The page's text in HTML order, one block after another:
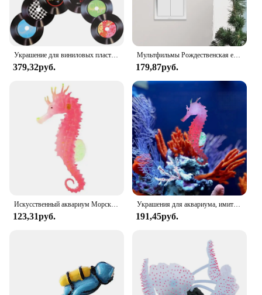
Украшение для виниловых пластинок, винтажные настенные Декорации для магазина, диско, поддельные украшения для музыки
379,32руб.
Мультфильмы Рождественская елка Снеговик Переключатель наклейка комната декоративные обои праздничный дом самодельный новогодний обои
179,87руб.
123,31руб.
Украшения для аквариума, имитация светящегося в темноте, силиконовый морской конек с присоской, украшения для аквариума и пейзажа
191,45руб.